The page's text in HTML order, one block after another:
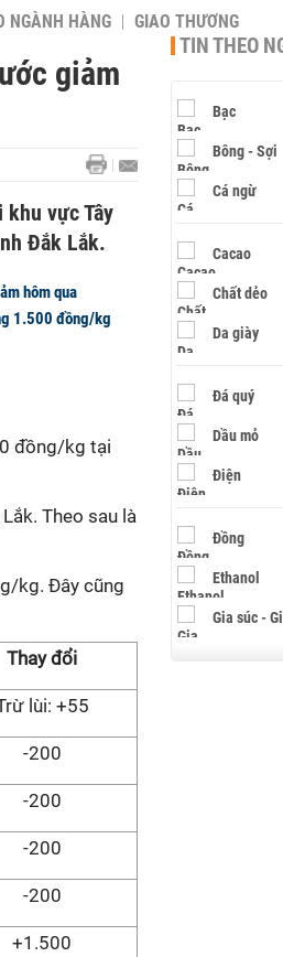
NGÀNH HÀNG GIAO THƯƠNG
giảm
vực Tây
Đắk Lắk.
hôm qua
1.500 đồng/kg
đồng/kg tại
Theo sau là
kg. Đây cũng
Thay đổi
lùi: +55
-200
-200
-200
-200
+1.500
TIN THEO
Bạc
Bông - Sợi
Cá ngừ
Cacao
Chất dẻo
Da giày
Đá quý
Dầu mỏ
Điện
Đồng
Ethanol
Gia súc -